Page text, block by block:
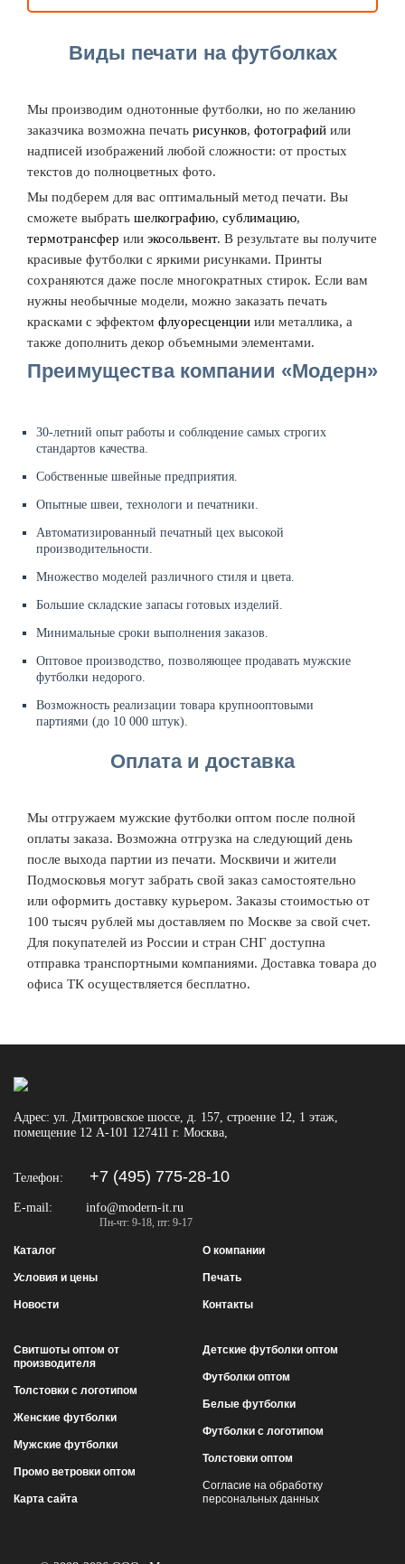
Виды печати на футболках
Мы производим однотонные футболки, но по желанию
заказчика возможна печать рисунков, фотографий или
надписей изображений любой сложности: от простых
текстов до полноцветных фото.
Мы подберем для вас оптимальный метод печати. Вы
сможете выбрать шелкографию, сублимацию,
термотрансфер или экосольвент. В результате вы получите
красивые футболки с яркими рисунками. Принты
сохраняются даже после многократных стирок. Если вам
нужны необычные модели, можно заказать печать
красками с эффектом флуоресценции или металлика, а
также дополнить декор объемными элементами.
Преимущества компании «Модерн»
30-летний опыт работы и соблюдение самых строгих
стандартов качества.
Собственные швейные предприятия.
Опытные швеи, технологи и печатники.
Автоматизированный печатный цех высокой
производительности.
Множество моделей различного стиля и цвета.
Большие складские запасы готовых изделий.
Минимальные сроки выполнения заказов.
Оптовое производство, позволяющее продавать мужские
футболки недорого.
Возможность реализации товара крупнооптовыми
партиями (до 10 000 штук).
Оплата и доставка
Мы отгружаем мужские футболки оптом после полной
оплаты заказа. Возможна отгрузка на следующий день
после выхода партии из печати. Москвичи и жители
Подмосковья могут забрать свой заказ самостоятельно
или оформить доставку курьером. Заказы стоимостью от
100 тысяч рублей мы доставляем по Москве за свой счет.
Для покупателей из России и стран СНГ доступна
отправка транспортными компаниями. Доставка товара до
офиса ТК осуществляется бесплатно.
Адрес: ул. Дмитровское шоссе, д. 157, строение 12, 1 этаж,
помещение 12 А-101 127411 г. Москва,
Телефон: +7 (495) 775-28-10
E-mail: info@modern-it.ru
Пн-чт: 9-18, пт: 9-17
Каталог О компании
Условия и цены Печать
Новости Контакты
Свитшоты оптом от
производителя
Толстовки с логотипом
Женские футболки
Мужские футболки
Промо ветровки оптом
Карта сайта
Детские футболки оптом
Футболки оптом
Белые футболки
Футболки с логотипом
Толстовки оптом
Согласие на обработку
персональных данных